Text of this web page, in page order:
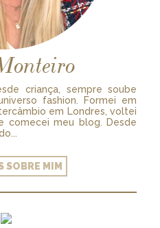
criança, sempre soube
fashion. Formei em
em Londres, voltei
comecei meu blog. Desde
SOBRE MIM